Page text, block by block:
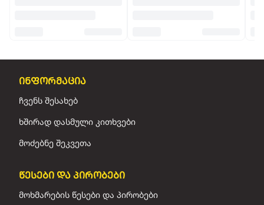
ინფორმაცია
ჩვენს შესახებ
ხშირად დასმული კითხვები
მოძებნე შეკვეთა
წესები და პირობები
მოხმარების წესები და პირობები